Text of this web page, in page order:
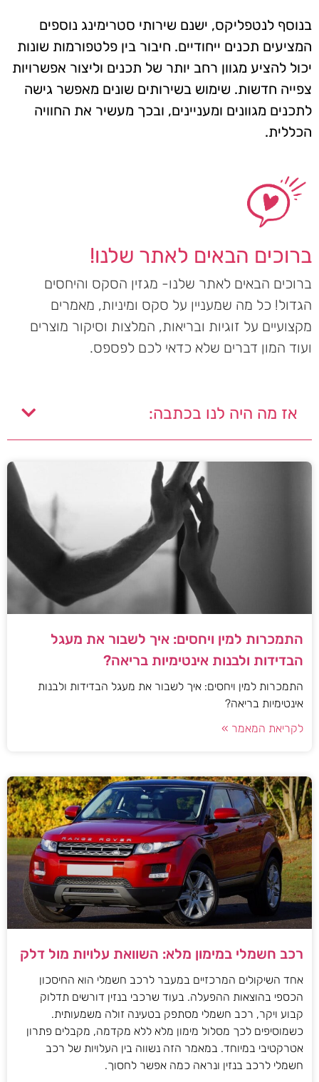
בנוסף לנטפליקס, ישנם שירותי סטרימינג נוספים
המציעים תכנים ייחודיים. חיבור בין פלטפורמות שונות
יכול להציע מגוון רחב יותר של תכנים וליצור אפשרויות
צפייה חדשות. שימוש בשירותים שונים מאפשר גישה
לתכנים מגוונים ומעניינים, ובכך מעשיר את החוויה
הכללית.
ברוכים הבאים לאתר שלנו!
ברוכים הבאים לאתר שלנו- מגזין הסקס והיחסים
הגדול! כל מה שמעניין על סקס ומיניות, מאמרים
מקצועיים על זוגיות ובריאות, המלצות וסיקור מוצרים
ועוד המון דברים שלא כדאי לכם לפספס.
אז מה היה לנו בכתבה:
התמכרות למין ויחסים: איך לשבור את מעגל
הבדידות ולבנות אינטימיות בריאה?
התמכרות למין ויחסים: איך לשבור את מעגל הבדידות ולבנות
אינטימיות בריאה?
לקריאת המאמר »
רכב חשמלי במימון מלא: השוואת עלויות מול דלק
אחד השיקולים המרכזיים במעבר לרכב חשמלי הוא החיסכון
הכספי בהוצאות ההפעלה. בעוד שרכבי בנזין דורשים תדלוק
קבוע ויקר, רכב חשמלי מסתפק בטעינה זולה משמעותית.
כשמוסיפים לכך מסלול מימון מלא ללא מקדמה, מקבלים פתרון
אטרקטיבי במיוחד. במאמר הזה נשווה בין העלויות של רכב
חשמלי לרכב בנזין ונראה כמה אפשר לחסוך.